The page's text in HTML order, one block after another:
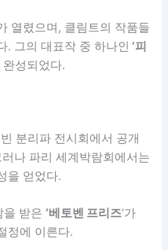
열렸으며, 클림트의 작품들
. 그의 대표작 중 하나인 ‘피
성되었다.
분리파 전시회에서 공개
나 파리 세계박람회에서는
을 얻었다.
을 받은 ‘베토벤 프리즈‘가
정에 이른다.